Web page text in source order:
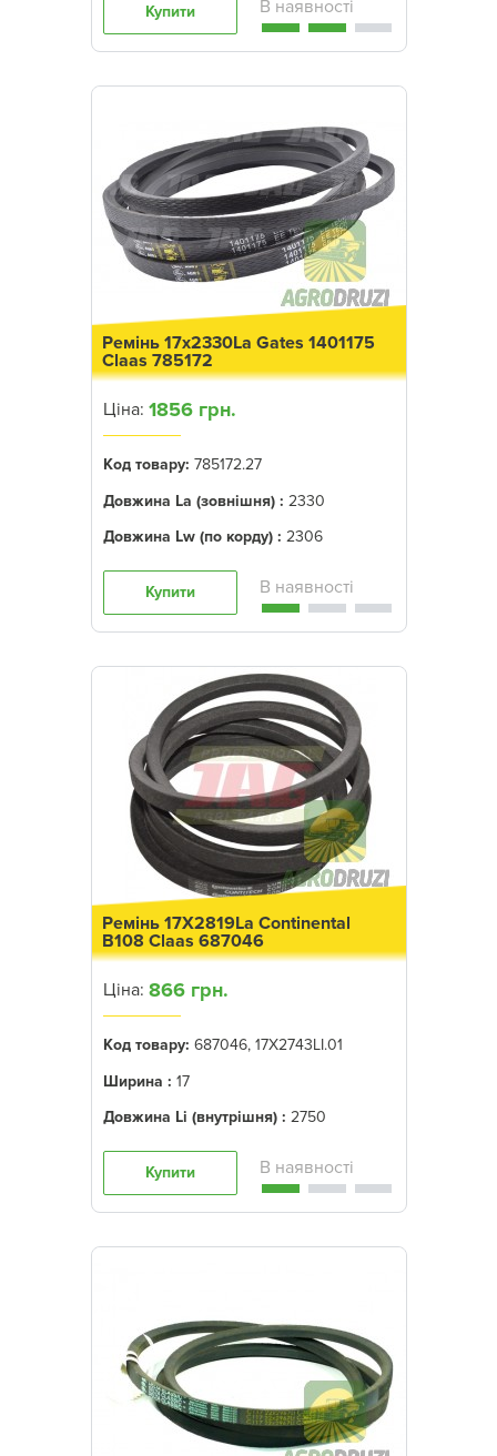
Купити
Ремінь 17x2330La Gates 1401175
Claas 785172
Ціна: 1856 грн.
Код товару: 785172.27
Довжина La (зовнішня) : 2330
Довжина Lw (по корду) : 2306
Купити
Ремінь 17X2819La Continental
B108 Claas 687046
Ціна: 866 грн.
Код товару: 687046, 17X2743LI.01
Ширина : 17
Довжина Li (внутрішня) : 2750
Купити